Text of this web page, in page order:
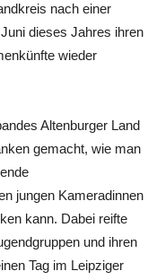
nach einer
dieses Jahres ihren
wieder
Altenburger Land
gemacht, wie man
jungen Kameradinnen
kann. Dabei reifte
und ihren
Tag im Leipziger